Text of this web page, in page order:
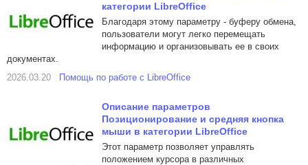
категории LibreOffice
Благодаря этому параметру - буферу обмена,
пользователи могут легко перемещать
информацию и организовывать ее в своих
документах.
2026.03.20
Помощь по работе с LibreOffice
Описание параметров
Позиционирование и средняя кнопка
мыши в категории LibreOffice
Этот параметр позволяет управлять
положением курсора в различных